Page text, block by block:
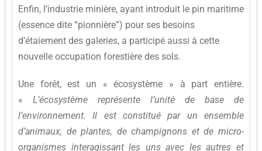
Enfin, l’industrie minière, ayant introduit le pin maritime
(essence dite “pionnière”) pour ses besoins
d’étaiement des galeries, a participé aussi à cette
nouvelle occupation forestière des sols.
Une forêt, est un « écosystème » à part entière.
« L’écosystème représente l’unité de base de
l’environnement. Il est constitué par un ensemble
d’animaux, de plantes, de champignons et de micro-
organismes interagissant les uns avec les autres et